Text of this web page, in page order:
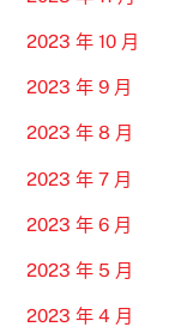
2023 年 10 月
2023 年 9 月
2023 年 8 月
2023 年 7 月
2023 年 6 月
2023 年 5 月
2023 年 4 月